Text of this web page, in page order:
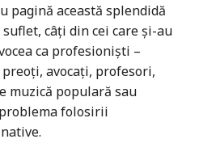
pagină această splendidă
câţi din cei care şi-au
ca profesionişti –
avocaţi, profesori,
muzică populară sau
folosirii